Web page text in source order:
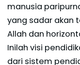
manusia
yang sadar akan
Allah dan
Inilah visi
dari sistem